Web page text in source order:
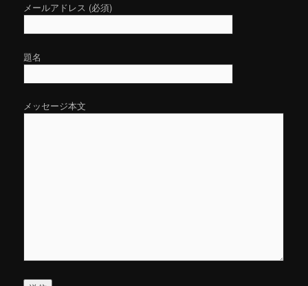
メールアドレス (必須)
題名
メッセージ本文